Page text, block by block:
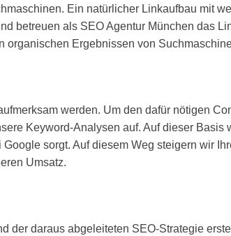
Ein natürlicher Linkaufbau mit
betreuen als SEO Agentur München das
Ergebnissen von
werden. Um den dafür nötigen
Keyword-Analysen auf. Auf dieser Basis
sorgt. Auf diesem Weg steigern wir
Umsatz.
der daraus abgeleiteten SEO-Strategie